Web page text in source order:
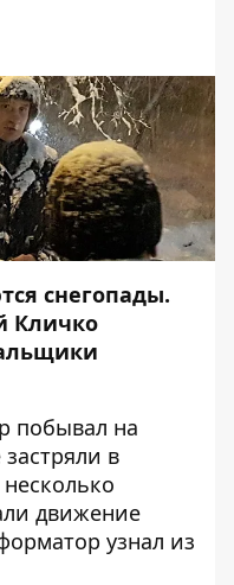
снегопады.
Кличко
побывал на
в
движение
узнал из